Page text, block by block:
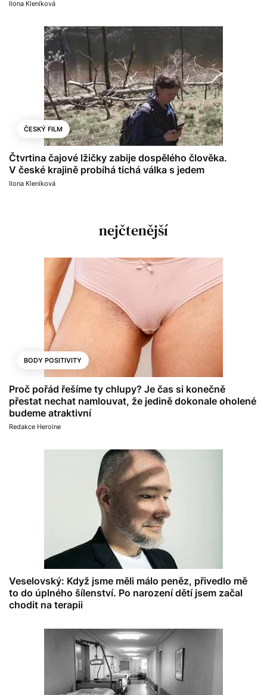
Ilona Kleníková
ČESKÝ FILM
Čtvrtina čajové lžičky zabije dospělého člověka.
V české krajině probíhá tichá válka s jedem
Ilona Kleníková
nejčtenější
BODY POSITIVITY
Proč pořád řešíme ty chlupy? Je čas si konečně
přestat nechat namlouvat, že jedině dokonale oholené
budeme atraktivní
Redakce Heroine
Veselovský: Když jsme měli málo peněz, přivedlo mě
to do úplného šílenství. Po narození dětí jsem začal
chodit na terapii